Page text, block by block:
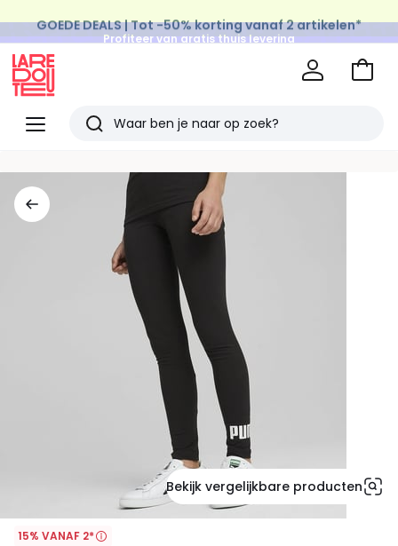
Profiteer van gratis thuis levering
op al de Mode & Home aankopen
Menu
Redoute
Zoeken
bekeken
artikelen
Naar
Bekijk vergelijkbare producten
15% VANAF 2*